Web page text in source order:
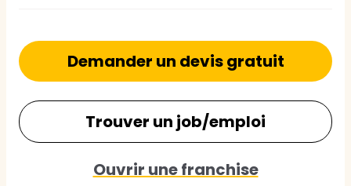
Demander un devis gratuit
Trouver un job/emploi
Ouvrir une franchise